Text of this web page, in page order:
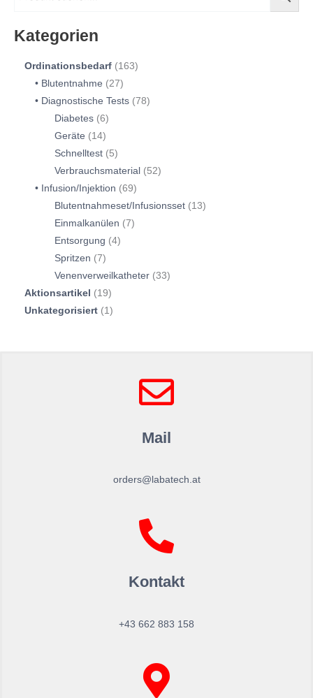
Kategorien
Ordinationsbedarf
163
Blutentnahme
27
Diagnostische Tests 78
Diabetes 6
Geräte
14
Schnelltest
5
Verbrauchsmaterial
52
Infusion/Injektion
69
Blutentnahmeset/Infusionsset
13
Einmalkanülen
7
Entsorgung
4
Spritzen
7
Venenverweilkatheter 33
Aktionsartikel
19
Unkategorisiert
1
Mail
orders@labatech.at
Kontakt
+43 662 883 158